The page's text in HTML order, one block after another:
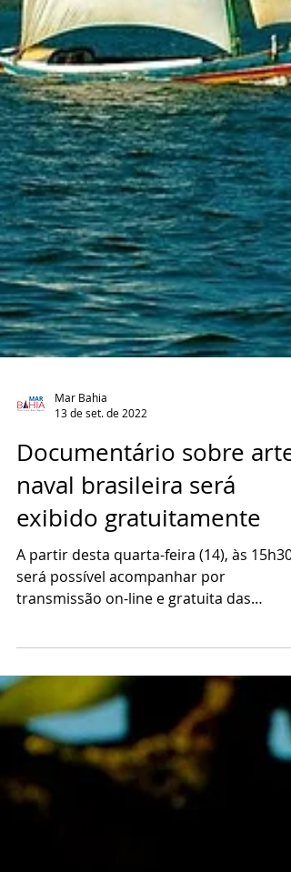
Mar Bahia
13 de set. de 2022
Documentário sobre arte
naval brasileira será
exibido gratuitamente
A partir desta quarta-feira (14), às 15h30,
transmissão on-line e gratuita das
plataformas do SescTV, todos...